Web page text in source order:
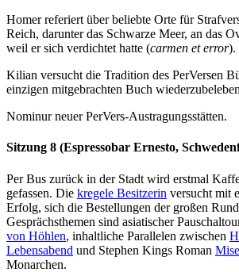
Homer referiert über beliebte Orte für
Reich, darunter das Schwarze Meer, an das
weil er sich verdichtet hatte (carmen et error).
Kilian versucht die Tradition des PerVersen
einzigen mitgebrachten Buch
Nominur neuer PerVers-Austragungsstätten.
Sitzung 8 (Espressobar Ernesto,
Per Bus zurück in der Stadt wird erstmal
gefassen. Die kregele Besitzerin versucht mit
Erfolg, sich die Bestellungen der großen
Gesprächsthemen sind asiatischer
von Höhlen, inhaltliche Parallelen zwischen
Lebensabend und Stephen Kings Roman
Monarchen.